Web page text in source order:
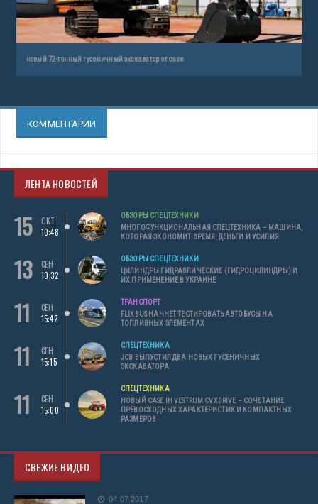
новый 72-тонный гусеничный экскаватор от case
КОММЕНТАРИИ
ЛЕНТА НОВОСТЕЙ
15
ОКТ
10:48
ОБЗОРЫ СПЕЦТЕХНИКИ
МНОГОФУНКЦИОНАЛЬНАЯ СПЕЦТЕХНИКА – МАШИНА,
КОТОРАЯ ЭКОНОМИТ ВРЕМЯ, ДЕНЬГИ И УСИЛИЯ
13
СЕН
10:32
ОБЗОРЫ СПЕЦТЕХНИКИ
ЦИЛИНДРЫ ГИДРАВЛИЧЕСКИЕ (ГИДРОЦИЛИНДРЫ) И
ИХ ПРИМЕНЕНИЕ В УКРАИНЕ
11
СЕН
15:42
ТРАНСПОРТ
FLIXBUS НАЧНЕТ ТЕСТИРОВАТЬ АВТОБУСЫ НА
ТОПЛИВНЫХ ЭЛЕМЕНТАХ
11
СЕН
15:15
СПЕЦТЕХНИКА
JCB ВЫПУСТИЛ ДВА НОВЫХ ГУСЕНИЧНЫХ
ЭКСКАВАТОРА
11
СЕН
15:00
СПЕЦТЕХНИКА
НОВЫЙ CASE IH VESTRUM CVXDRIVE – СОЧЕТАНИЕ
ПРЕВОСХОДНЫХ ХАРАКТЕРИСТИК И КОМПАКТНЫХ
РАЗМЕРОВ
СВЕЖИЕ ВИДЕО
04.07.2017